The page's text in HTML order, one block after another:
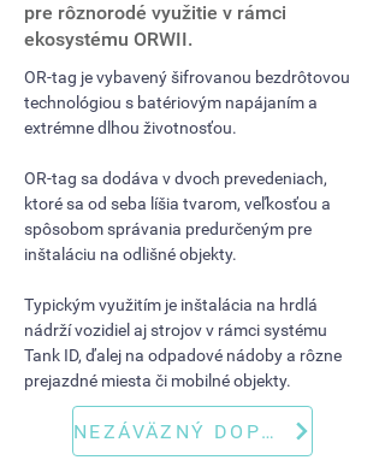
pre rôznorodé využitie v rámci
ekosystému ORWII.
OR-tag je vybavený šifrovanou bezdrôtovou
technológiou s batériovým napájaním a
extrémne dlhou životnosťou.
OR-tag sa dodáva v dvoch prevedeniach,
ktoré sa od seba líšia tvarom, veľkosťou a
spôsobom správania predurčeným pre
inštaláciu na odlišné objekty.
Typickým využitím je inštalácia na hrdlá
nádrží vozidiel aj strojov v rámci systému
Tank ID, ďalej na odpadové nádoby a rôzne
prejazdné miesta či mobilné objekty.
NEZÁVÄZNÝ DOPYT